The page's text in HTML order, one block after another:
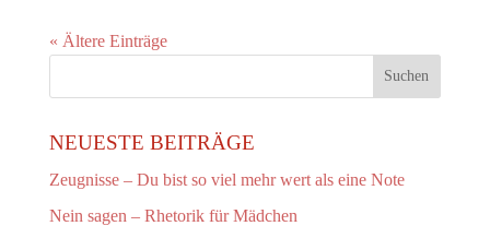
« Ältere Einträge
NEUESTE BEITRÄGE
Zeugnisse – Du bist so viel mehr wert als eine Note
Nein sagen – Rhetorik für Mädchen